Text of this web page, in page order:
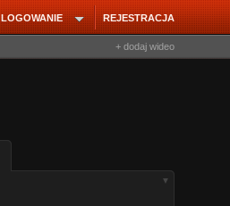
REJESTRACJA
LOGOWANIE
+ dodaj wideo